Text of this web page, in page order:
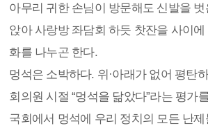
아무리 귀한 손님이 방문해도 신발을
앉아 사랑방 좌담회 하듯 찻잔을 사이에
화를 나누곤 한다.
멍석은 소박하다. 위·아래가 없어 평탄
회의원 시절 “멍석을 닮았다”라는 평가
국회에서 멍석에 우리 정치의 모든 난